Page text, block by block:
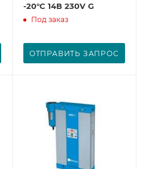
-20°C 14В 230V G
Под заказ
ОТПРАВИТЬ ЗАПРОС